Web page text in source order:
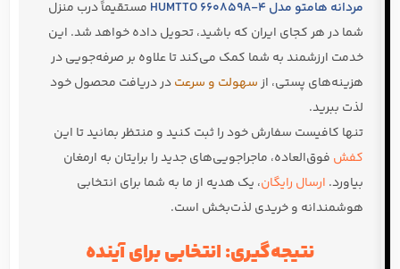
مردانه هامتو مدل HUMTTO 660859A-4
مستقیماً درب منزل
شما در هر کجای ایران که باشید، تحویل داده خواهد شد. این
خدمت ارزشمند به شما کمک می‌کند تا علاوه بر صرفه‌جویی در
هزینه‌های پستی، ازسهولت و سرعتدر دریافت محصول خود
لذت ببرید.
تنها کافیست سفارش خود را ثبت کنید و منتظر بمانید تا این
کفش فوق‌العاده، ماجراجویی‌های جدید را برایتان به ارمغان
بیاورد. ارسال رایگان، یک هدیه از ما به شما برای انتخابی
هوشمندانه و خریدی لذت‌بخش است.
نتیجه‌گیری: انتخابی برای آینده